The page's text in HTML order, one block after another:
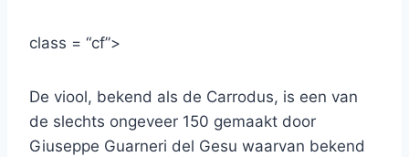
class = “cf”>
De viool, bekend als de Carrodus, is een van
de slechts ongeveer 150 gemaakt door
Giuseppe Guarneri del Gesu waarvan bekend